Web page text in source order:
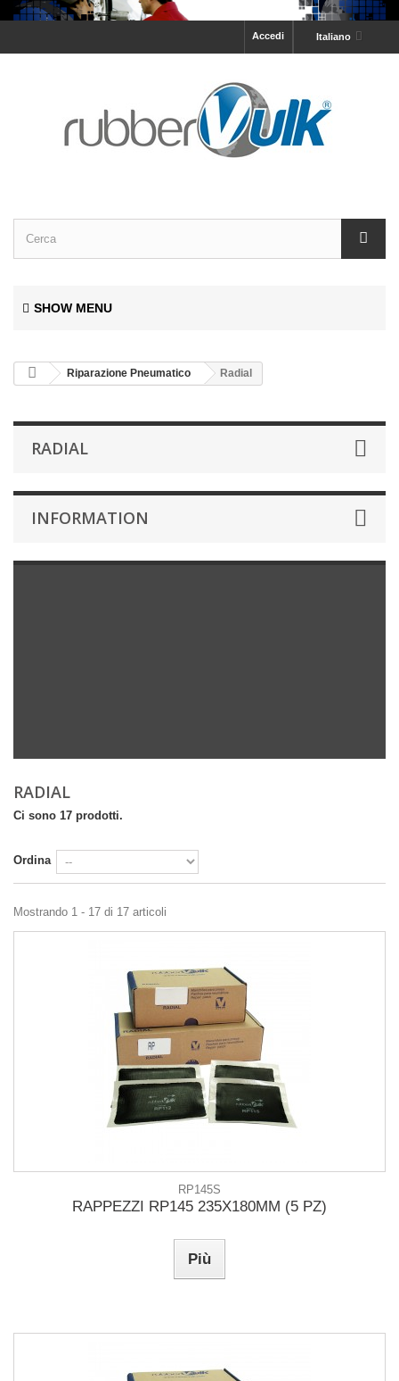
Italiano
Accedi
SHOW MENU
Riparazione Pneumatico Radial
RADIAL
INFORMATION
RADIAL
Ci sono 17 prodotti.
Ordina
Mostrando 1 - 17 di 17 articoli
RP145S
RAPPEZZI RP145 235X180MM (5 PZ)
Più